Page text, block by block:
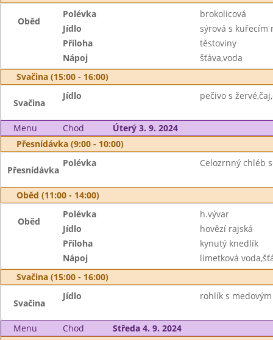
Oběd
Polévka
brokolicová
Jídlo
sýrová s kuřecím
Příloha
těstoviny
Nápoj
šťáva,voda
Svačina (15:00 - 16:00)
Svačina
Jídlo pečivo s
Menu Chod
Úterý 3. 9. 2024
Přesnídávka (9:00 - 10:00)
Přesnídávka
Polévka Celozrnný chléb
Oběd (11:00 - 14:00)
Oběd
Polévka
h.vývar
Jídlo
hovězí rajská
Příloha
kynutý knedlík
Nápoj
limetková
Svačina (15:00 - 16:00)
Svačina
Jídlo rohlík s
Menu Chod
Středa 4. 9. 2024